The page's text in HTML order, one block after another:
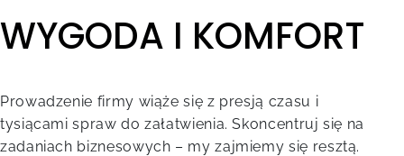
WYGODA I KOMFORT
Prowadzenie firmy wiąże się z presją czasu i
tysiącami spraw do załatwienia. Skoncentruj się na
zadaniach biznesowych – my zajmiemy się resztą.